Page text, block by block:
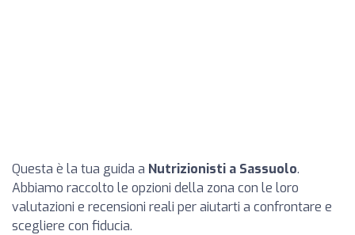
Questa è la tua guida a Nutrizionisti a Sassuolo.
Abbiamo raccolto le opzioni della zona con le loro
valutazioni e recensioni reali per aiutarti a confrontare e
scegliere con fiducia.